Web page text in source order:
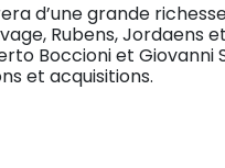
d’une grande
Rubens, Jordaens
Boccioni et
et acquisitions.